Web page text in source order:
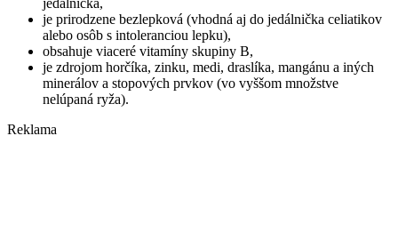
jedálnička,
je prirodzene bezlepková (vhodná aj do jedálnička celiatikov
alebo osôb s intoleranciou lepku),
obsahuje viaceré vitamíny skupiny B,
je zdrojom horčíka, zinku, medi, draslíka, mangánu a iných
minerálov a stopových prvkov (vo vyššom množstve
nelúpaná ryža).
Reklama